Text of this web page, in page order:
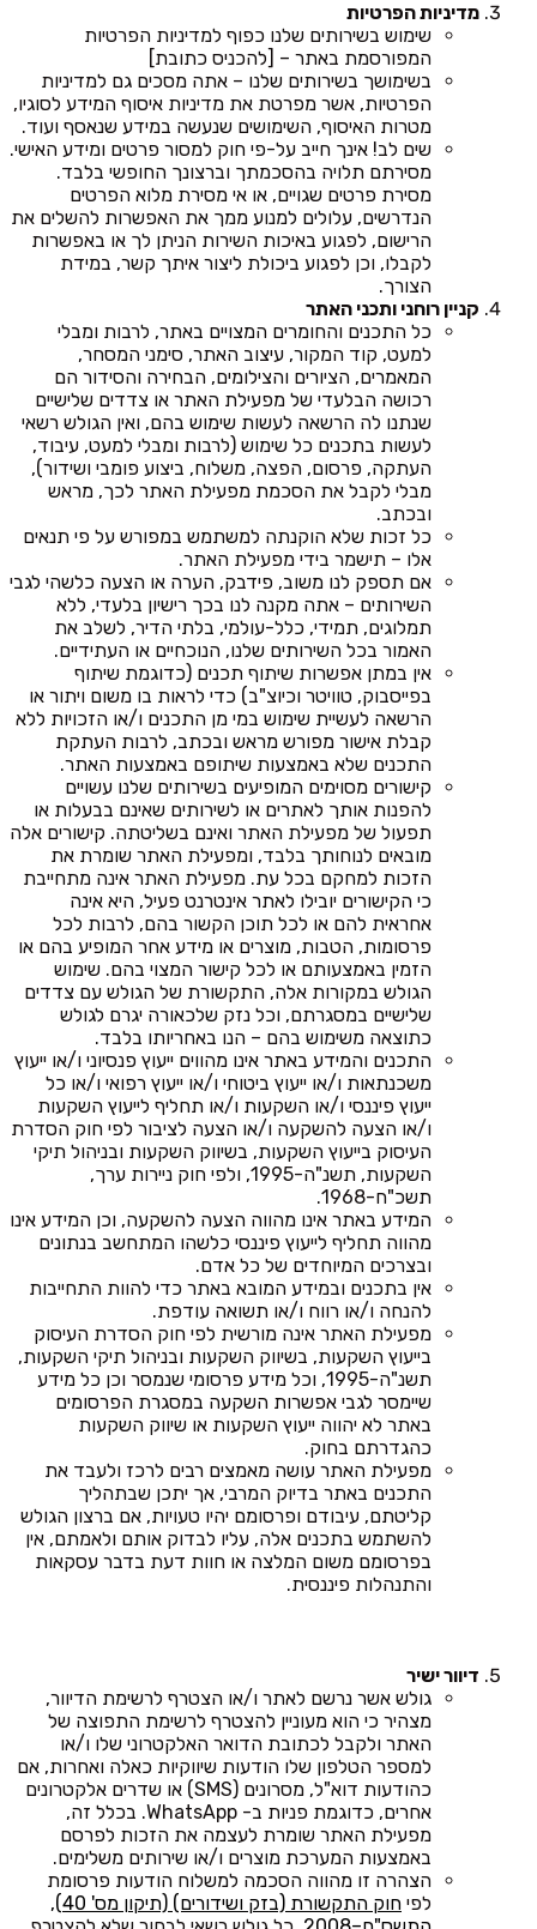
מדיניות הפרטיות
שימוש בשירותים שלנו כפוף למדיניות הפרטיות
המפורסמת באתר – [להכניס כתובת]
בשימושך בשירותים שלנו – אתה מסכים גם למדיניות
הפרטיות, אשר מפרטת את מדיניות איסוף המידע לסוגיו,
מטרות האיסוף, השימושים שנעשה במידע שנאסף ועוד.
שים לב! אינך חייב על-פי חוק למסור פרטים ומידע האישי.
מסירתם תלויה בהסכמתך וברצונך החופשי בלבד.
מסירת פרטים שגויים, או אי מסירת מלוא הפרטים
הנדרשים, עלולים למנוע ממך את האפשרות להשלים את
הרישום, לפגוע באיכות השירות הניתן לך או באפשרות
לקבלו, וכן לפגוע ביכולת ליצור איתך קשר, במידת
הצורך.
קניין רוחני ותכני האתר
כל התכנים והחומרים המצויים באתר, לרבות ומבלי
למעט, קוד המקור, עיצוב האתר, סימני המסחר,
המאמרים, הציורים והצילומים, הבחירה והסידור הם
רכושה הבלעדי של מפעילת האתר או צדדים שלישיים
שנתנו לה הרשאה לעשות שימוש בהם, ואין הגולש רשאי
לעשות בתכנים כל שימוש (לרבות ומבלי למעט, עיבוד,
העתקה, פרסום, הפצה, משלוח, ביצוע פומבי ושידור),
מבלי לקבל את הסכמת מפעילת האתר לכך, מראש
ובכתב.
כל זכות שלא הוקנתה למשתמש במפורש על פי תנאים
אלו – תישמר בידי מפעילת האתר.
אם תספק לנו משוב, פידבק, הערה או הצעה כלשהי לגבי
השירותים – אתה מקנה לנו בכך רישיון בלעדי, ללא
תמלוגים, תמידי, כלל-עולמי, בלתי הדיר, לשלב את
האמור בכל השירותים שלנו, הנוכחיים או העתידיים.
אין במתן אפשרות שיתוף תכנים (כדוגמת שיתוף
בפייסבוק, טוויטר וכיוצ"ב) כדי לראות בו משום ויתור או
הרשאה לעשיית שימוש במי מן התכנים ו/או הזכויות ללא
קבלת אישור מפורש מראש ובכתב, לרבות העתקת
התכנים שלא באמצעות שיתופם באמצעות האתר.
קישורים מסוימים המופיעים בשירותים שלנו עשויים
להפנות אותך לאתרים או לשירותים שאינם בבעלות או
תפעול של מפעילת האתר ואינם בשליטתה. קישורים אלה
מובאים לנוחותך בלבד, ומפעילת האתר שומרת את
הזכות למחקם בכל עת. מפעילת האתר אינה מתחייבת
כי הקישורים יובילו לאתר אינטרנט פעיל, היא אינה
אחראית להם או לכל תוכן הקשור בהם, לרבות לכל
פרסומות, הטבות, מוצרים או מידע אחר המופיע בהם או
הזמין באמצעותם או לכל קישור המצוי בהם. שימוש
הגולש במקורות אלה, התקשורת של הגולש עם צדדים
שלישיים במסגרתם, וכל נזק שלכאורה יגרם לגולש
כתוצאה משימוש בהם – הנו באחריותו בלבד.
התכנים והמידע באתר אינו מהווים ייעוץ פנסיוני ו/או ייעוץ
משכנתאות ו/או ייעוץ ביטוחי ו/או ייעוץ רפואי ו/או כל
ייעוץ פיננסי ו/או השקעות ו/או תחליף לייעוץ השקעות
ו/או הצעה להשקעה ו/או הצעה לציבור לפי חוק הסדרת
העיסוק בייעוץ השקעות, בשיווק השקעות ובניהול תיקי
השקעות, תשנ"ה-1995, ולפי חוק ניירות ערך,
תשכ"ח-1968.
המידע באתר אינו מהווה הצעה להשקעה, וכן המידע אינו
מהווה תחליף לייעוץ פיננסי כלשהו המתחשב בנתונים
ובצרכים המיוחדים של כל אדם.
אין בתכנים ובמידע המובא באתר כדי להוות התחייבות
להנחה ו/או רווח ו/או תשואה עודפת.
מפעילת האתר אינה מורשית לפי חוק הסדרת העיסוק
בייעוץ השקעות, בשיווק השקעות ובניהול תיקי השקעות,
תשנ"ה-1995, וכל מידע פרסומי שנמסר וכן כל מידע
שיימסר לגבי אפשרות השקעה במסגרת הפרסומים
באתר לא יהווה ייעוץ השקעות או שיווק השקעות
כהגדרתם בחוק.
מפעילת האתר עושה מאמצים רבים לרכז ולעבד את
התכנים באתר בדיוק המרבי, אך יתכן שבתהליך
קליטתם, עיבודם ופרסומם יהיו טעויות, אם ברצון הגולש
להשתמש בתכנים אלה, עליו לבדוק אותם ולאמתם, אין
בפרסומם משום המלצה או חוות דעת בדבר עסקאות
והתנהלות פיננסית.
דיוור ישיר
גולש אשר נרשם לאתר ו/או הצטרף לרשימת הדיוור,
מצהיר כי הוא מעוניין להצטרף לרשימת התפוצה של
האתר ולקבל לכתובת הדואר האלקטרוני שלו ו/או
למספר הטלפון שלו הודעות שיווקיות כאלה ואחרות, אם
כהודעות דוא"ל, מסרונים (SMS) או שדרים אלקטרונים
אחרים, כדוגמת פניות ב- WhatsApp. בכלל זה,
מפעילת האתר שומרת לעצמה את הזכות לפרסם
באמצעות המערכת מוצרים ו/או שירותים משלימים.
הצהרה זו מהווה הסכמה למשלוח הודעות פרסומת
לפי
חוק התקשורת (בזק ושידורים) (תיקון מס' 40),